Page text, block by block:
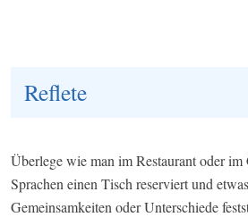
Reflete
Überlege wie man im Restaurant oder im
Sprachen einen Tisch reserviert und
Gemeinsamkeiten oder Unterschiede